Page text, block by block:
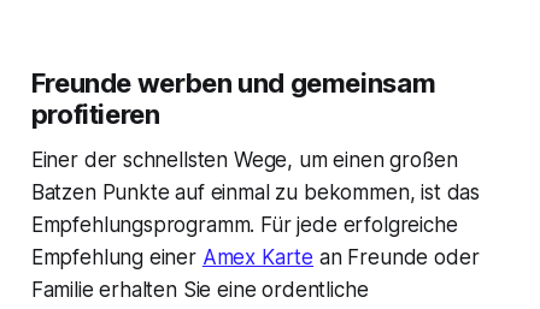
Freunde werben und gemeinsam
profitieren
Einer der schnellsten Wege, um einen großen
Batzen Punkte auf einmal zu bekommen, ist das
Empfehlungsprogramm. Für jede erfolgreiche
Empfehlung einer Amex Karte an Freunde oder
Familie erhalten Sie eine ordentliche